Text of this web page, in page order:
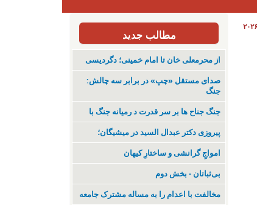
مطالب جدید
از محرمعلی خان تا امام خمینی؛ دگردیسی
صدای مستقل «چپ» در برابر سه چالش:
جنگ
جنگ جناح ها بر سر قدرت د رمیانە جنگ با
پیروزی دکتر عبدال السید در میشیگان؛
‌امواجِ گرانشی و ساختارِ کیهان
بی‌ثباتان - بخش دوم
مخالفت با اعدام را به مساله مشترک جامعه